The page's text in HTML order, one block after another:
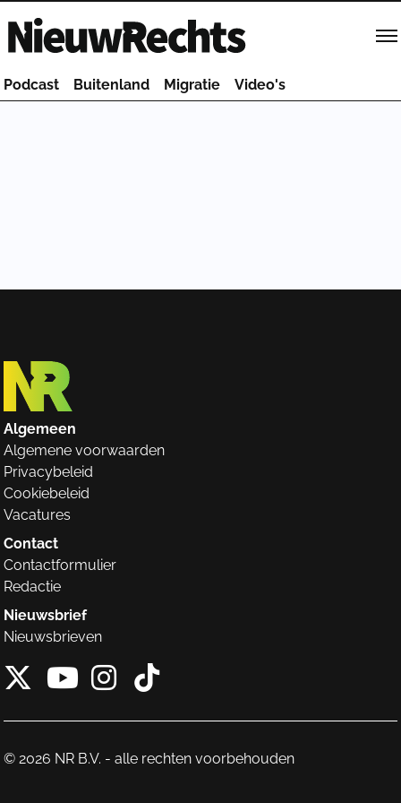
Homepage van NieuwRechts
Podcast Buitenland Migratie Video's
Algemeen
Algemene voorwaarden
Privacybeleid
Cookiebeleid
Vacatures
Contact
Contactformulier
Redactie
Nieuwsbrief
Nieuwsbrieven
X van NieuwRechts
Instagram van
Tiktok van
© 2026 NR B.V. - alle rechten voorbehouden